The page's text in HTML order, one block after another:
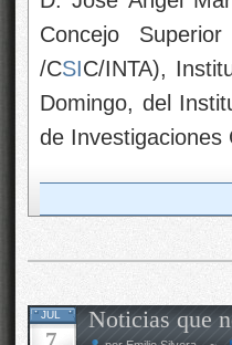
Aquí podemos
Asturias
Con pesar he
comunica, a los
Hemos perdido
El Comunicado:
“Estimados socios:
Aunque la
queremos